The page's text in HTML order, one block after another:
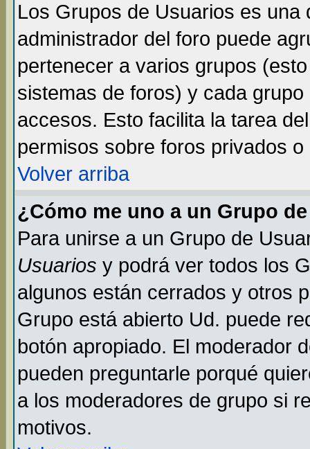
Los Grupos de Usuarios es una
administrador del foro puede
pertenecer a varios grupos
sistemas de foros) y cada
accesos. Esto facilita la tarea
permisos sobre foros privados
Volver arriba
¿Cómo me uno a un Grupo
Para unirse a un Grupo de
Usuarios y podrá ver todos los
algunos están cerrados y otros
Grupo está abierto Ud. puede
botón apropiado. El moderador
pueden preguntarle porqué
a los moderadores de grupo si
motivos.